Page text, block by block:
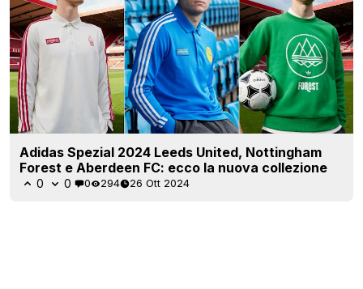
Adidas Spezial 2024 Leeds United, Nottingham
Forest e Aberdeen FC: ecco la nuova collezione
0 0 0 294 26 Ott 2024